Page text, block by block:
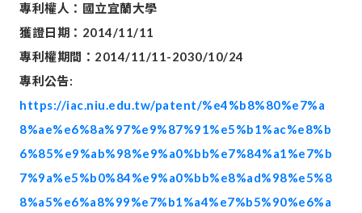
專利權人：國立宜蘭大學
獲證日期： 2014/11/11
專利權期間： 2014/11/11-2030/10/24
專利公告:
https://iac.niu.edu.tw/patent/%e4%b8%80%e7%a
8%ae%e6%8a%97%e9%87%91%e5%b1%ac%e8%b
6%85%e9%ab%98%e9%a0%bb%e7%84%a1%e7%b
7%9a%e5%b0%84%e9%a0%bb%e8%ad%98%e5%8
8%a5%e6%a8%99%e7%b1%a4%e7%b5%90%e6%a